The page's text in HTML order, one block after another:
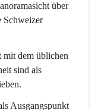
über
Schweizer
mit dem üblichen
sind als
Ausgangspunkt